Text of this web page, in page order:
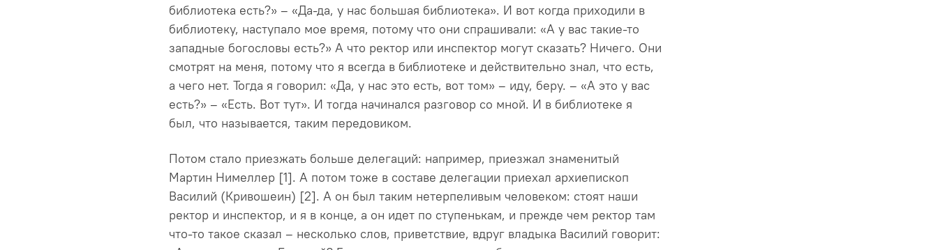
библиотека есть?» – «Да-да, у нас большая библиотека». И вот когда приходили в
библиотеку, наступало мое время, потому что они спрашивали: «А у вас такие-то
западные богословы есть?» А что ректор или инспектор могут сказать? Ничего. Они
смотрят на меня, потому что я всегда в библиотеке и действительно знал, что есть,
а чего нет. Тогда я говорил: «Да, у нас это есть, вот том» – иду, беру. – «А это у вас
есть?» – «Есть. Вот тут». И тогда начинался разговор со мной. И в библиотеке я
был, что называется, таким передовиком.
Потом стало приезжать больше делегаций: например, приезжал знаменитый
Мартин Нимеллер [1]. А потом тоже в составе делегации приехал архиепископ
Василий (Кривошеин) [2]. А он был таким нетерпеливым человеком: стоят наши
ректор и инспектор, и я в конце, а он идет по ступенькам, и прежде чем ректор там
что-то такое сказал – несколько слов, приветствие, вдруг владыка Василий говорит: